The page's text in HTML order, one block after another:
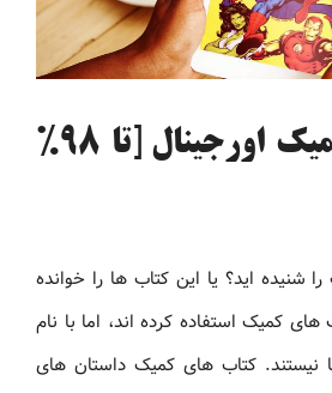
خرید کتاب کمیک اورجینال [تا 98%
شنیده اید؟ یا این کتاب ها را خوانده
های کمیک استفاده کرده اند، اما با نام
نیستند. کتاب های کمیک داستان های